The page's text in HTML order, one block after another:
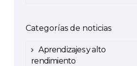
Categorías de noticias
Aprendizajes y alto
rendimiento